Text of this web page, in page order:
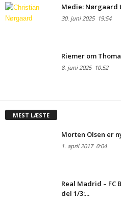
Medie:
30. juni 202519:54
Riemer om
8. juni 202510:52
MEST LÆSTE
Morten Olsen er
1. april 20170:04
Real Madrid – FC
del 1/3:...